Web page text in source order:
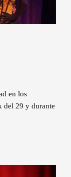
en los
del 29 y durante